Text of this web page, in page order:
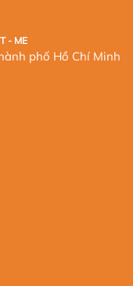
- ME
phố Hồ Chí Minh